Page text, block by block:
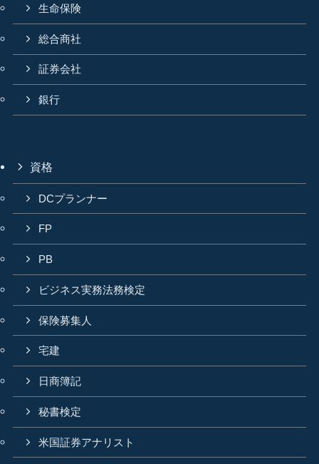
生命保険
総合商社
証券会社
銀行
資格
DCプランナー
FP
PB
ビジネス実務法務検定
保険募集人
宅建
日商簿記
秘書検定
米国証券アナリスト